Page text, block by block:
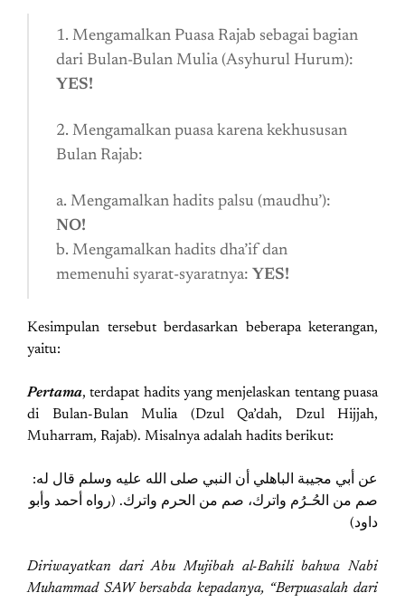
1. Mengamalkan Puasa Rajab sebagai bagian
dari Bulan-Bulan Mulia (Asyhurul Hurum):
YES!
2. Mengamalkan puasa karena kekhususan
Bulan Rajab:
a. Mengamalkan hadits palsu (maudhu’):
NO!
b. Mengamalkan hadits dha’if dan
memenuhi syarat-syaratnya: YES!
Kesimpulan tersebut berdasarkan beberapa keterangan,
yaitu:
Pertama, terdapat hadits yang menjelaskan tentang puasa
di Bulan-Bulan Mulia (Dzul Qa’dah, Dzul Hijjah,
Muharram, Rajab). Misalnya adalah hadits berikut:
عن أبي مجيبة الباهلي أن النبي صلى الله عليه وسلم قال له:
صم من الحُـرُم واترك، صم من الحرم واترك. (رواه أحمد وأبو
داود)
Diriwayatkan dari Abu Mujibah al-Bahili bahwa Nabi
Muhammad SAW bersabda kepadanya, “Berpuasalah dari